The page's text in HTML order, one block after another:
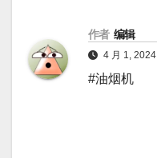
作者 编辑
4 月 1, 2024
#油烟机